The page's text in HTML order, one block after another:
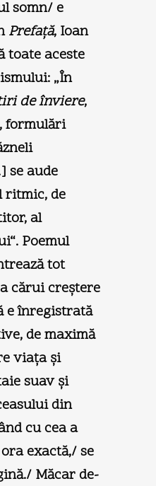
somn/ e
Prefaţă, Ioan
toate aceste
„În
de înviere,
formulări
se aude
ritmic, de
al
Poemul
tot
cărui creştere
e înregistrată
de maximă
viaţa şi
suav şi
din
cu cea a
exactă,/ se
Măcar de-